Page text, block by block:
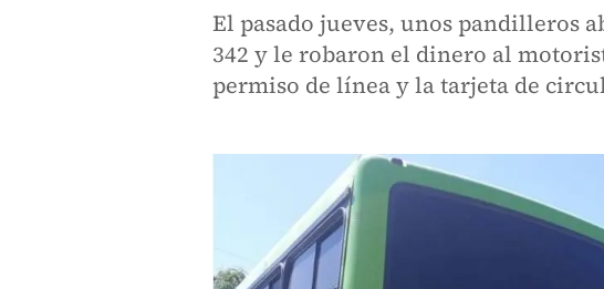
El pasado jueves, unos pandilleros
342 y le robaron el dinero al
permiso de línea y la tarjeta de